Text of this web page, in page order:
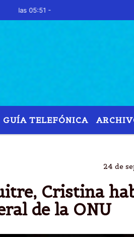
05:51 -
GUÍA TELEFÓNICA
24 de
Cristina
de la ONU